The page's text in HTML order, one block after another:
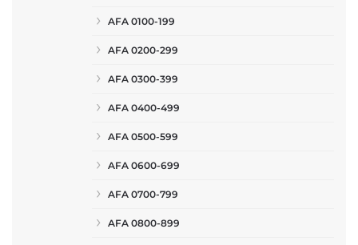
AFA 0100-199
AFA 0200-299
AFA 0300-399
AFA 0400-499
AFA 0500-599
AFA 0600-699
AFA 0700-799
AFA 0800-899